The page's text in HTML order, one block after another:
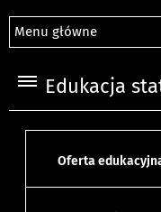
Menu główne
Edukacja
Oferta